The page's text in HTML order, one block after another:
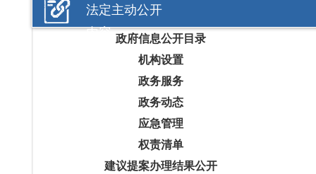
法定主动公开
内容 政府信息公开目录
机构设置
政务服务
政务动态
应急管理
权责清单
建议提案办理结果公开